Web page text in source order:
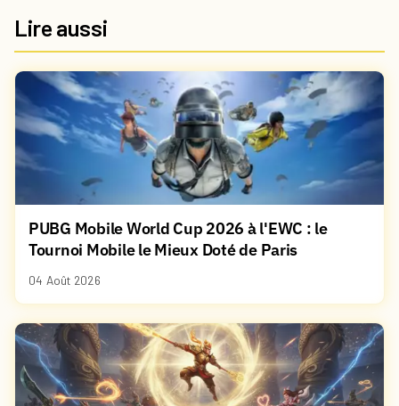
Lire aussi
PUBG Mobile World Cup 2026 à l'EWC : le
Tournoi Mobile le Mieux Doté de Paris
04 Août 2026